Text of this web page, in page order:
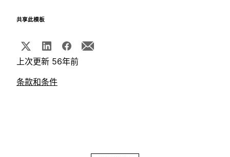
共享此模板
上次更新 56年前
条款和条件